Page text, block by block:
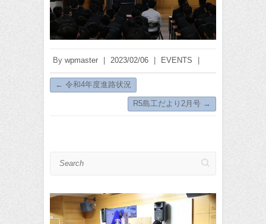
By wpmaster 2023/02/06 EVENTS
← 令和4年度進路状況
R5島工だより2月号 →